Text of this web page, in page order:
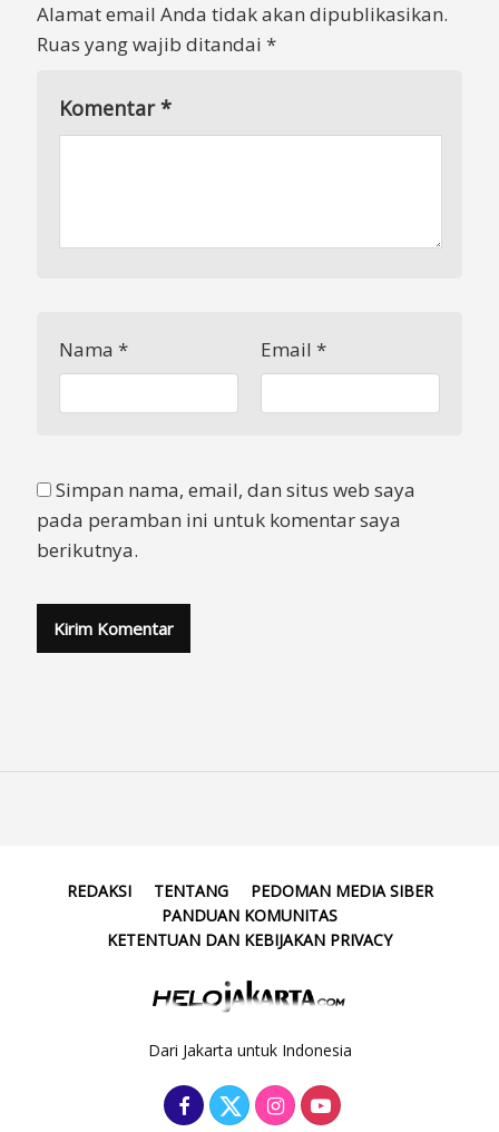
Alamat email Anda tidak akan dipublikasikan.
Ruas yang wajib ditandai *
Komentar*
Nama * Email *
Simpan nama, email, dan situs web saya
pada peramban ini untuk komentar saya
berikutnya.
REDAKSI TENTANG
PEDOMAN MEDIA SIBER
PANDUAN KOMUNITAS
KETENTUAN DAN KEBIJAKAN PRIVACY
Dari Jakarta untuk Indonesia